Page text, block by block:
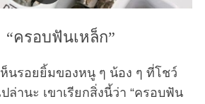
ครอบฟันเหล็ก”
รอยยิ้มของหนู ๆ น้อง ๆ ที่โชว์
ล่านะ เขาเรียกสิ่งนี้ว่า “ครอบฟัน